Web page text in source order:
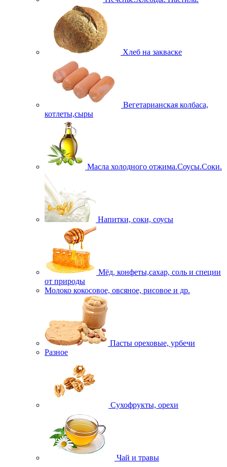
Хлеб на закваске
Вегетарианская колбаса,
котлеты,сыры
Масла холодного отжима.Соусы.Соки.
Напитки, соки, соусы
Мёд, конфеты,сахар, соль и специи
от природы
Молоко кокосовое, овсяное, рисовое и др.
Пасты ореховые, урбечи
Разное
Сухофрукты, орехи
Чай и травы